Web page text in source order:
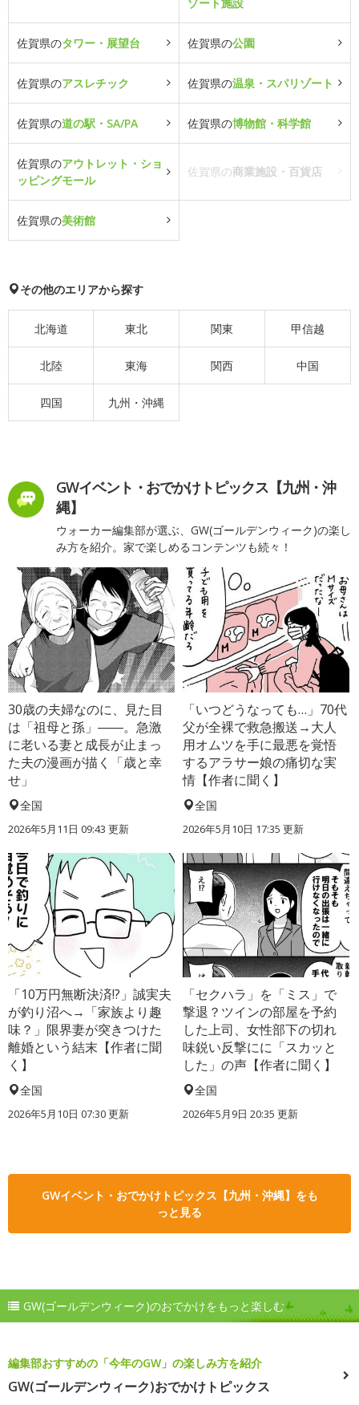
佐賀県のタワー・展望台 佐賀県の公園
佐賀県のアスレチック 佐賀県の温泉・スパリゾート
佐賀県の道の駅・SA/PA 佐賀県の博物館・科学館
佐賀県のアウトレット・ショ
ッピングモール
佐賀県の商業施設・百貨店
佐賀県の美術館
その他のエリアから探す
北海道 東北 関東 甲信越
北陸 東海 関西 中国
四国 九州・沖縄
GWイベント・おでかけトピックス【九州・沖
縄】
ウォーカー編集部が選ぶ、GW(ゴールデンウィーク)の楽し
み方を紹介。家で楽しめるコンテンツも続々！
30歳の夫婦なのに、見た目
は「祖母と孫」――。急激
に老いる妻と成長が止まっ
た夫の漫画が描く「歳と幸
せ」
全国
2026年5月11日 09:43 更新
「いつどうなっても…」70代
父が全裸で救急搬送→大人
用オムツを手に最悪を覚悟
するアラサー娘の痛切な実
情【作者に聞く】
全国
2026年5月10日 17:35 更新
「10万円無断決済!?」誠実夫
が釣り沼へ→「家族より趣
味？」限界妻が突きつけた
離婚という結末【作者に聞
く】
全国
2026年5月10日 07:30 更新
「セクハラ」を「ミス」で
撃退？ツインの部屋を予約
した上司、女性部下の切れ
味鋭い反撃にに「スカッと
した」の声【作者に聞く】
全国
2026年5月9日 20:35 更新
GWイベント・おでかけトピックス【九州・沖縄】をも
っと見る
GW(ゴールデンウィーク)のおでかけをもっと楽しむ
編集部おすすめの「今年のGW」の楽しみ方を紹介
GW(ゴールデンウィーク)おでかけトピックス